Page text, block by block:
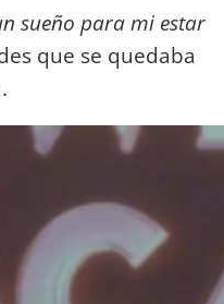
sueño para mi estar
que se quedaba